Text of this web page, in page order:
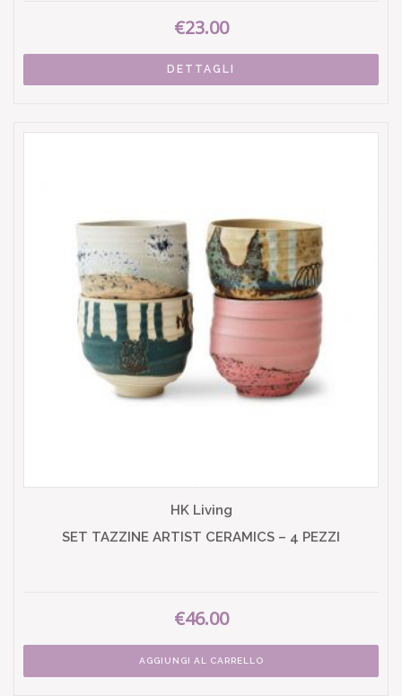
€23.00
DETTAGLI
HK Living
SET TAZZINE ARTIST CERAMICS – 4 PEZZI
€46.00
AGGIUNGI AL CARRELLO